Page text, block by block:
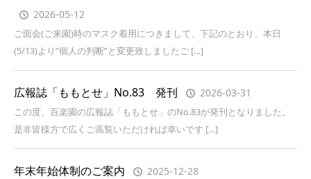
2026-05-12
ご面会(ご来園)時のマスク着用につきまして、下記のとおり、本日
(5/13)より”個人の判断”と変更致しましたご […]
広報誌「ももとせ」No.83 発刊 2026-03-31
この度、百楽園の広報誌「ももとせ」のNo.83が発刊となりました。
是非皆様方で広くご高覧いただければ幸いです […]
年末年始体制のご案内 2025-12-28